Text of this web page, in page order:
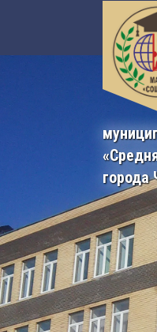
города